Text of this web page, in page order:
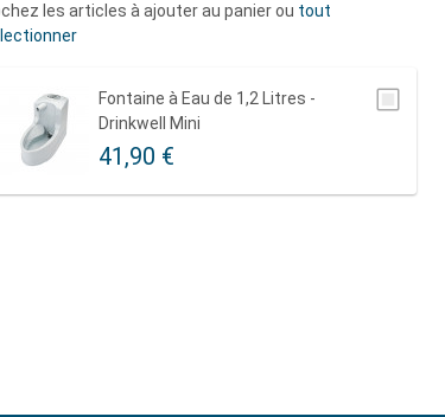
les articles à ajouter au panier ou tout
Fontaine à Eau de 1,2 Litres -
Drinkwell Mini
41,90 €